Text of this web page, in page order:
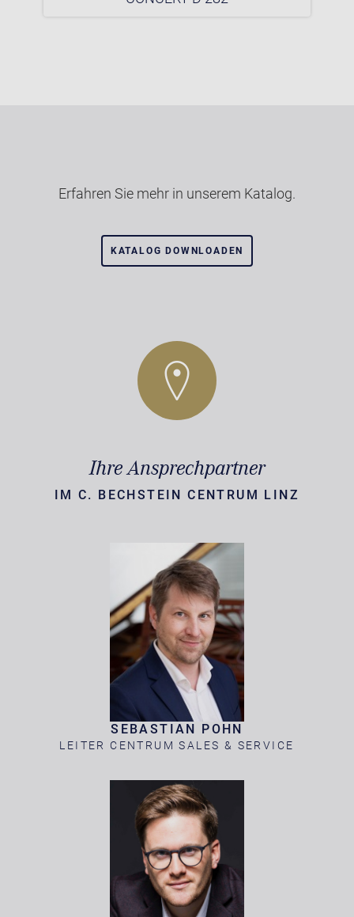
Erfahren Sie mehr in unserem Katalog.
KATALOG DOWNLOADEN
Ihre Ansprechpartner
IM C. BECHSTEIN CENTRUM LINZ
SEBASTIAN POHN
LEITER CENTRUM SALES & SERVICE